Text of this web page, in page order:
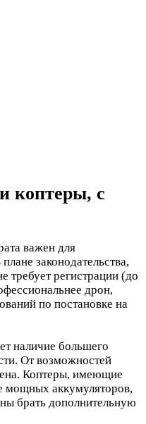
коптеры, с
важен для
законодательства,
требует регистрации (до
дрон,
по постановке на
наличие большего
От возможностей
Коптеры, имеющие
мощных аккумуляторов,
брать дополнительную